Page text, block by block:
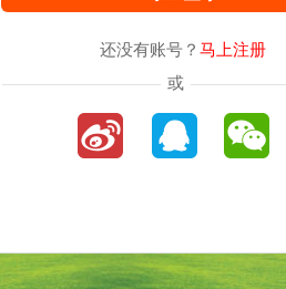
或
还没有账号？ 马上注册